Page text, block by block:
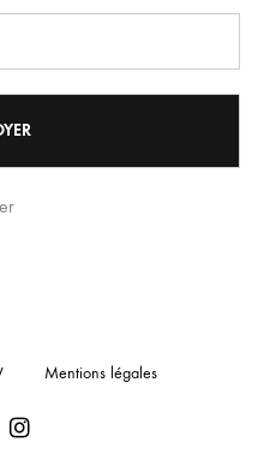
Mentions légales
Instagram